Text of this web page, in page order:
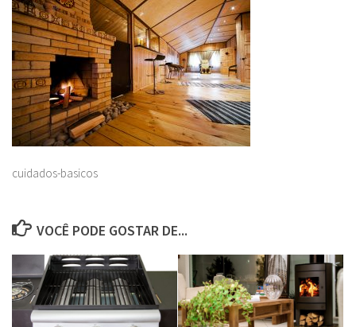
cuidados-basicos
VOCÊ PODE GOSTAR DE...